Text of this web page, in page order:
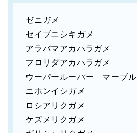
ゼニガメ
セイブニシキガメ
アラバマアカハラガメ
フロリダアカハラガメ
ウーパールーパー マーブル
ニホンイシガメ
ロシアリクガメ
ケズメリクガメ